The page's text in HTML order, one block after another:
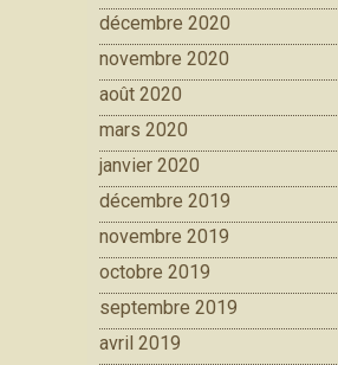
décembre 2020
novembre 2020
août 2020
mars 2020
janvier 2020
décembre 2019
novembre 2019
octobre 2019
septembre 2019
avril 2019